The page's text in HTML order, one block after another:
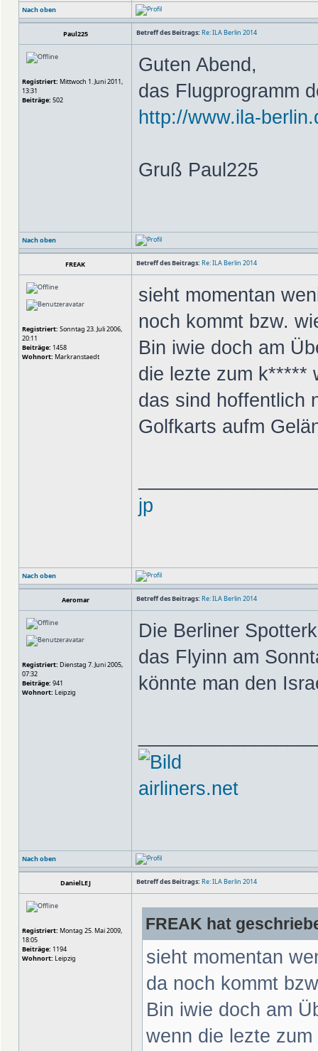
Nach oben
Paul225 Betreff des Beitrags: Re: ILA Berlin 2014
Registriert: Mittwoch 1. Juni 2011,
13:31
Beiträge: 502
Guten Abend,
das Flugprogramm
http://www.ila-
Gruß Paul225
Nach oben
FREAK Betreff des Beitrags: Re: ILA Berlin 2014
Registriert: Sonntag 23. Juli 2006,
20:11
Beiträge: 1458
Wohnort: Markranstaedt
sieht momentan
noch kommt bzw.
Bin iwie doch am
die lezte zum k*****
das sind hoffentlich
Golfkarts aufm
jp
Nach oben
Aeromar Betreff des Beitrags: Re: ILA Berlin 2014
Registriert: Dienstag 7. Juni 2005,
07:32
Beiträge: 941
Wohnort: Leipzig
Die Berliner
das Flyinn am
könnte man den
airliners.net
Nach oben
DanielLEJ Betreff des Beitrags: Re: ILA Berlin 2014
Registriert: Montag 25. Mai 2009,
18:05
Beiträge: 1194
Wohnort: Leipzig
FREAK hat
sieht momentan
da noch kommt
Bin iwie doch am
wenn die lezte